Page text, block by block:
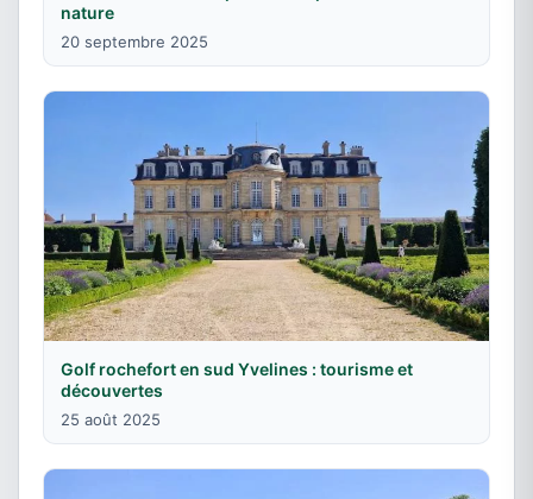
nature
20 septembre 2025
Golf rochefort en sud Yvelines : tourisme et
découvertes
25 août 2025